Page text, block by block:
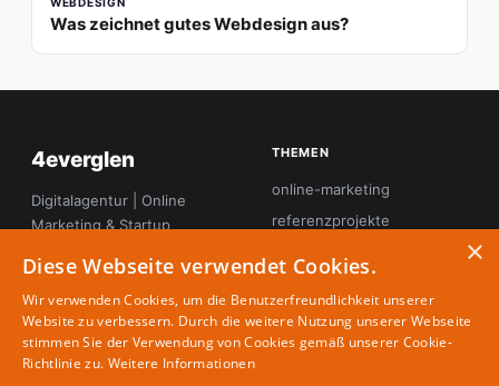
Was zeichnet gutes Webdesign aus?
4everglen
Digitalagentur | Online
Marketing & Startup
THEMEN
online-marketing
referenzprojekte
tool-tipps
webdesign
×
Diese Webseite verwendet Cookies.
Wir verwenden Cookies, um die Benutzerfreundlichkeit unserer
Website zu verbessern. Durch die weitere Nutzung unserer Webseite
stimmen Sie der Verwendung von Cookies gemäß unserer Cookie-
Richtlinie zu. Weitere Informationen